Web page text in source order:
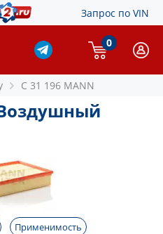
Запрос по VIN
0
C 31 196 MANN
Применимость